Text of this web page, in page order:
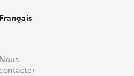
Français
Nous